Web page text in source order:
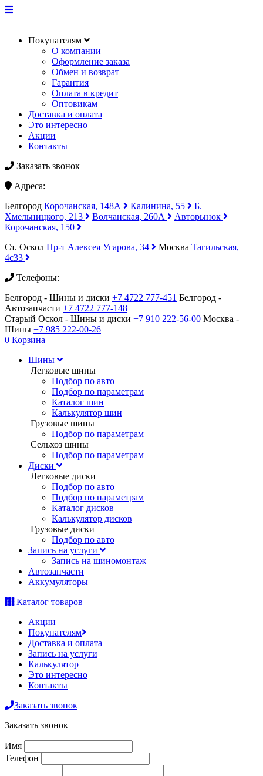
Покупателям
О компании
Оформление заказа
Обмен и возврат
Гарантия
Оплата в кредит
Оптовикам
Доставка и оплата
Это интересно
Акции
Контакты
Заказать звонок
Адреса:
Белгород Корочанская, 148А Калинина, 55
Б.
Хмельницкого, 213
Волчанская, 260А
Авторынок
Корочанская, 150
Ст. Оскол Пр-т Алексея Угарова, 34 Москва Тагильская,
4с33
Телефоны:
Белгород - Шины и диски +7 4722 777-451 Белгород -
Автозапчасти +7 4722 777-148
Старый Оскол - Шины и диски +7 910 222-56-00 Москва -
Шины +7 985 222-00-26
0 Корзина
Шины
Легковые шины
Подбор по авто
Подбор по параметрам
Каталог шин
Калькулятор шин
Грузовые шины
Подбор по параметрам
Сельхоз шины
Подбор по параметрам
Диски
Легковые диски
Подбор по авто
Подбор по параметрам
Каталог дисков
Калькулятор дисков
Грузовые диски
Подбор по авто
Запись на услуги
Запись на шиномонтаж
Автозапчасти
Аккумуляторы
Каталог товаров
Акции
Покупателям
Доставка и оплата
Запись на услуги
Калькулятор
Это интересно
Контакты
Заказать звонок
Заказать звонок
Имя
Телефон